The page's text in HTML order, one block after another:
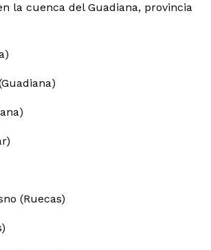
la cuenca del Guadiana, provincia
(Ruecas)